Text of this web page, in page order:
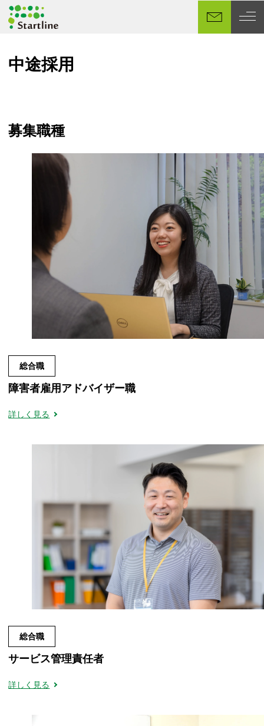
イ
へ
中途採用
募集職種
総合職
障害者雇用アドバイザー職
詳しく見る
総合職
サービス管理責任者
詳しく見る